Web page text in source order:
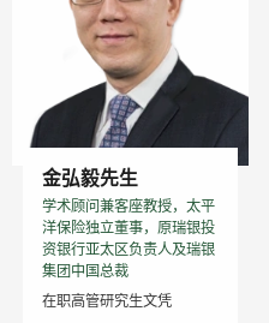
金弘毅先生
学术顾问兼客座教授，太平
洋保险独立董事，原瑞银投
资银行亚太区负责人及瑞银
集团中国总裁
在职高管研究生文凭